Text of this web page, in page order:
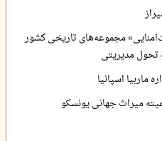
مجموعه‌های تاریخی کشور
تحول مدیریتی
اسپانیا
میراث جهانی یونسکو